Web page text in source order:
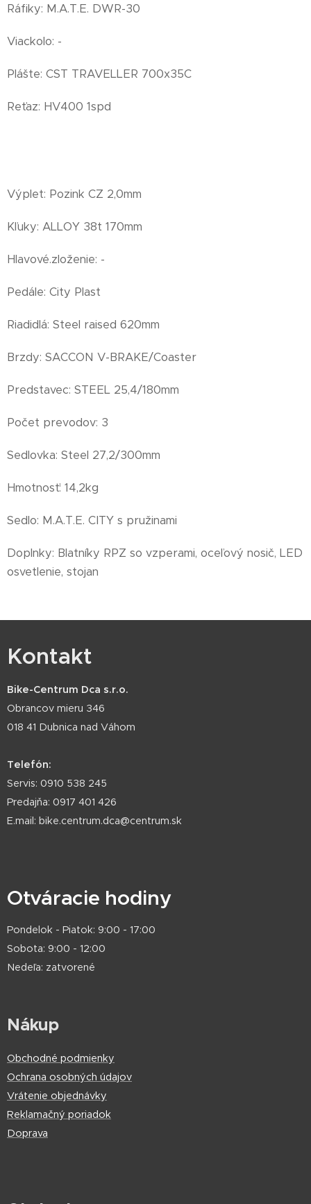
Ráfiky: M.A.T.E. DWR-30
Viackolo: -
Plášte: CST TRAVELLER 700x35C
Reťaz: HV400 1spd
Výplet: Pozink CZ 2,0mm
Kľuky: ALLOY 38t 170mm
Hlavové.zloženie: -
Pedále: City Plast
Riadidlá: Steel raised 620mm
Brzdy: SACCON V-BRAKE/Coaster
Predstavec: STEEL 25,4/180mm
Počet prevodov: 3
Sedlovka: Steel 27,2/300mm
Hmotnosť: 14,2kg
Sedlo: M.A.T.E. CITY s pružinami
Doplnky: Blatníky RPZ so vzperami, oceľový nosič, LED
osvetlenie, stojan
Kontakt
Bike-Centrum Dca s.r.o.
Obrancov mieru 346
018 41 Dubnica nad Váhom
Telefón:
Servis: 0910 538 245
Predajňa: 0917 401 426
E.mail: bike.centrum.dca@centrum.sk
Otváracie hodiny
Pondelok - Piatok: 9:00 - 17:00
Sobota: 9:00 - 12:00
Nedeľa: zatvorené
Nákup
Obchodné podmienky
Ochrana osobných údajov
Vrátenie objednávky
Reklamačný poriadok
Doprava